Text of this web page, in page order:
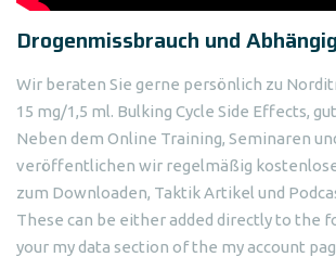
Drogenmissbrauch und
Wir beraten Sie gerne persönlich zu
15 mg/1,5 ml. Bulking Cycle Side Effects,
Neben dem Online Training, Seminaren
veröffentlichen wir regelmäßig kostenlose
zum Downloaden, Taktik Artikel und
These can be either added directly to the
your my data section of the my account